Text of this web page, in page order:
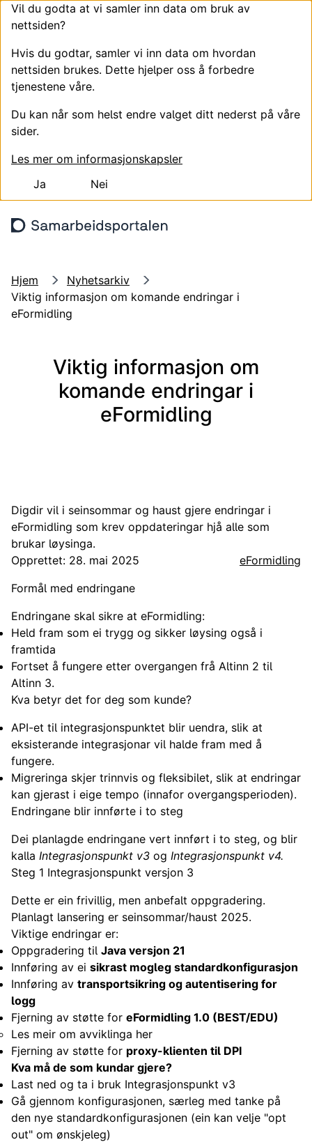
Vil du godta at vi samler inn data om bruk av
nettsiden?
Hvis du godtar, samler vi inn data om hvordan
nettsiden brukes. Dette hjelper oss å forbedre
tjenestene våre.
Du kan når som helst endre valget ditt nederst på våre
sider.
Les mer om informasjonskapsler
Ja
Nei
Hjem
Nyhetsarkiv
Viktig informasjon om komande endringar i
eFormidling
Viktig informasjon om
komande endringar i
eFormidling
Digdir vil i seinsommar og haust gjere endringar i
eFormidling som krev oppdateringar hjå alle som
brukar løysinga.
Opprettet: 28. mai 2025
eFormidling
Formål med endringane
Endringane skal sikre at eFormidling:
Held fram som ei trygg og sikker løysing også i
framtida
Fortset å fungere etter overgangen frå Altinn 2 til
Altinn 3.
Kva betyr det for deg som kunde?
API-et til integrasjonspunktet blir uendra, slik at
eksisterande integrasjonar vil halde fram med å
fungere.
Migreringa skjer trinnvis og fleksibilet, slik at endringar
kan gjerast i eige tempo (innafor overgangsperioden).
Endringane blir innførte i to steg
Dei planlagde endringane vert innført i to steg, og blir
kalla Integrasjonspunkt v3 og Integrasjonspunkt v4.
Steg 1 Integrasjonspunkt versjon 3
Dette er ein frivillig, men anbefalt oppgradering.
Planlagt lansering er seinsommar/haust 2025.
Viktige endringar er:
Oppgradering til Java versjon 21
Innføring av ei sikrast mogleg standardkonfigurasjon
Innføring av transportsikring og autentisering for
logg
Fjerning av støtte for eFormidling 1.0 (BEST/EDU)
Les meir om avviklinga her
Fjerning av støtte for proxy-klienten til DPI
Kva må de som kundar gjere?
Last ned og ta i bruk Integrasjonspunkt v3
Gå gjennom konfigurasjonen, særleg med tanke på
den nye standardkonfigurasjonen (ein kan velje "opt
out" om ønskjeleg)